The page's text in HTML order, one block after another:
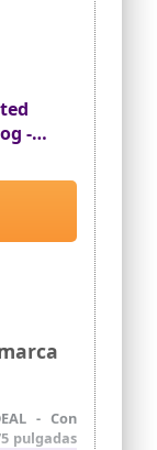
-
- Con
pulgadas